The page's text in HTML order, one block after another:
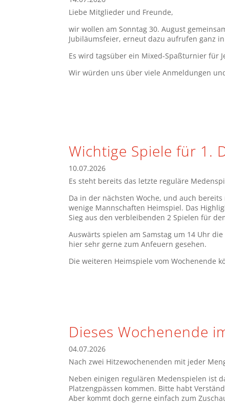
Liebe Mitglieder und Freunde,
wir wollen am Sonntag 30. August
Jubiläumsfeier, erneut dazu aufrufen ganz
Es wird tagsüber ein Mixed-Spaßturnier für
Wir würden uns über viele Anmeldungen
Wichtige Spiele für 1.
10.07.2026
Es steht bereits das letzte reguläre
Da in der nächsten Woche, und auch
wenige Mannschaften Heimspiel. Das
Sieg aus den verbleibenden 2 Spielen für
Auswärts spielen am Samstag um 14 Uhr
hier sehr gerne zum Anfeuern gesehen.
Die weiteren Heimspiele vom Wochenende
Dieses Wochenende
04.07.2026
Nach zwei Hitzewochenenden mit jeder
Neben einigen regulären Medenspielen ist
Platzengpässen kommen. Bitte habt
Aber kommt doch gerne einfach zum